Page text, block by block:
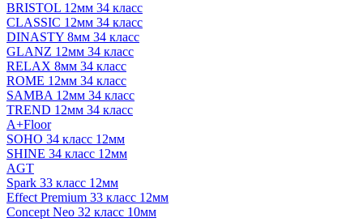
BRISTOL 12мм 34 класс
CLASSIC 12мм 34 класс
DINASTY 8мм 34 класс
GLANZ 12мм 34 класс
RELAX 8мм 34 класс
ROME 12мм 34 класс
SAMBA 12мм 34 класс
TREND 12мм 34 класс
A+Floor
SOHO 34 класс 12мм
SHINE 34 класс 12мм
AGT
Spark 33 класс 12мм
Effect Premium 33 класс 12мм
Concept Neo 32 класс 10мм